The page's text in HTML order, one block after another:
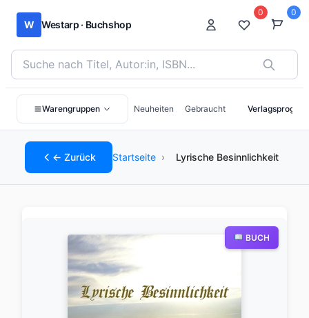
W Westarp · Buchshop
Bücher suchen nach Titel, Autor:in oder ISBN
0 0
Warengruppen Neuheiten Gebraucht
← Zurück Startseite › Lyrische Besinnlichkeit
BUCH